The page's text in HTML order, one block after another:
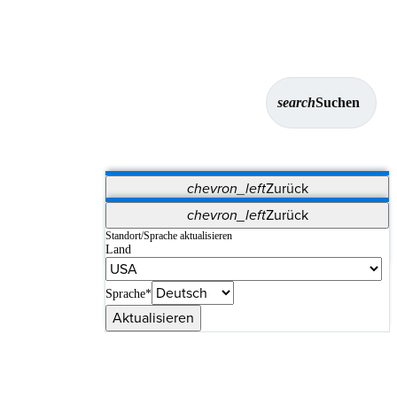
searchSuchen
chevron_leftZurück
Vet Systems OrthoPedia Patient
Supplier Portal
Synergy-Bildgebung und -Resektion
chevron_leftZurück
Standort/Sprache aktualisieren
Land
Sprache*
Aktualisieren